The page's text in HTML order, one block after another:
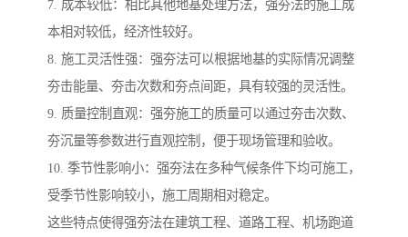
7. 成本较低：相比其他地基处理方法，强夯法的施工成
本相对较低，经济性较好。
8. 施工灵活性强：强夯法可以根据地基的实际情况调整
夯击能量、夯击次数和夯点间距，具有较强的灵活性。
9. 质量控制直观：强夯施工的质量可以通过夯击次数、
夯沉量等参数进行直观控制，便于现场管理和验收。
10. 季节性影响小：强夯法在多种气候条件下均可施工，
受季节性影响较小，施工周期相对稳定。
这些特点使得强夯法在建筑工程、道路工程、机场跑道